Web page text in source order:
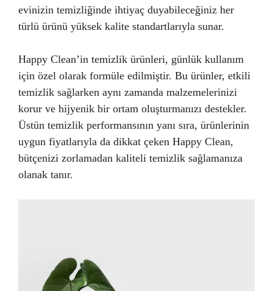
evinizin temizliğinde ihtiyaç duyabileceğiniz her
türlü ürünü yüksek kalite standartlarıyla sunar.
Happy Clean’in temizlik ürünleri, günlük kullanım
için özel olarak formüle edilmiştir. Bu ürünler, etkili
temizlik sağlarken aynı zamanda malzemelerinizi
korur ve hijyenik bir ortam oluşturmanızı destekler.
Üstün temizlik performansının yanı sıra, ürünlerinin
uygun fiyatlarıyla da dikkat çeken Happy Clean,
bütçenizi zorlamadan kaliteli temizlik sağlamanıza
olanak tanır.